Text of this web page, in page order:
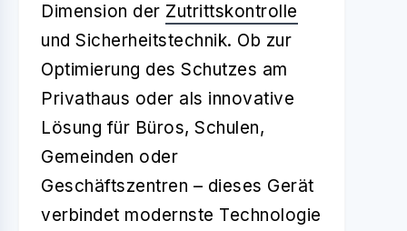
Dimension der Zutrittskontrolle
und Sicherheitstechnik. Ob zur
Optimierung des Schutzes am
Privathaus oder als innovative
Lösung für Büros, Schulen,
Gemeinden oder
Geschäftszentren – dieses Gerät
verbindet modernste Technologie